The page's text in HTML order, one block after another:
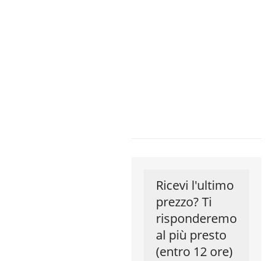
Ricevi l'ultimo
prezzo? Ti
risponderemo
al più presto
(entro 12 ore)